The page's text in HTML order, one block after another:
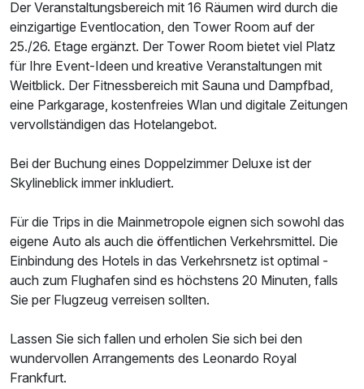
Ausstattung
Zusatznächte
Für 3 Tage p.P. ab 147,00 €
Doppelzimmer Komfort
2 Erwachsene und 1 Kind
Der Veranstaltungsbereich mit 16 Räumen wird durch die
einzigartige Eventlocation, den Tower Room auf der
25./26. Etage ergänzt. Der Tower Room bietet viel Platz
für Ihre Event-Ideen und kreative Veranstaltungen mit
Weitblick. Der Fitnessbereich mit Sauna und Dampfbad,
eine Parkgarage, kostenfreies Wlan und digitale Zeitungen
vervollständigen das Hotelangebot.
Bei der Buchung eines Doppelzimmer Deluxe ist der
Skylineblick immer inkludiert.
Für die Trips in die Mainmetropole eignen sich sowohl das
eigene Auto als auch die öffentlichen Verkehrsmittel. Die
Einbindung des Hotels in das Verkehrsnetz ist optimal -
auch zum Flughafen sind es höchstens 20 Minuten, falls
Sie per Flugzeug verreisen sollten.
Lassen Sie sich fallen und erholen Sie sich bei den
wundervollen Arrangements des Leonardo Royal
Frankfurt.